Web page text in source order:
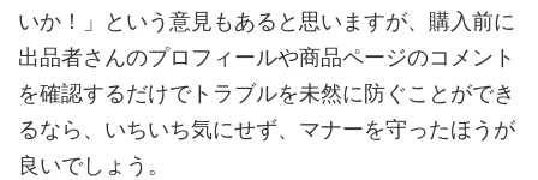
いか！」という意見もあると思いますが、購入前に
出品者さんのプロフィールや商品ページのコメント
を確認するだけでトラブルを未然に防ぐことができ
るなら、いちいち気にせず、マナーを守ったほうが
良いでしょう。